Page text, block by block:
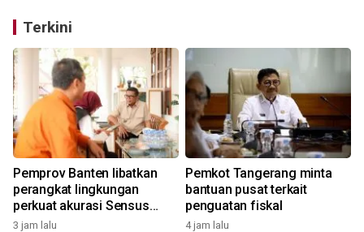
Terkini
Pemprov Banten libatkan
perangkat lingkungan
perkuat akurasi Sensus
Ekonomi
3 jam lalu
Pemkot Tangerang minta
bantuan pusat terkait
penguatan fiskal
4 jam lalu